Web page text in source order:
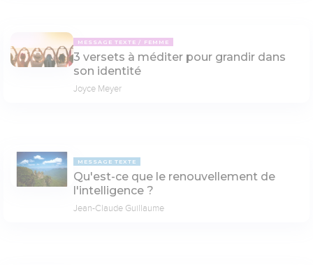
MESSAGE TEXTE FEMME
3 versets à méditer pour grandir dans
son identité
Joyce Meyer
MESSAGE TEXTE
Qu'est-ce que le renouvellement de
l'intelligence ?
Jean-Claude Guillaume